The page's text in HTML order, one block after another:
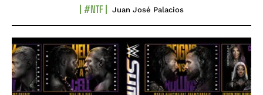
#NTF Juan José Palacios